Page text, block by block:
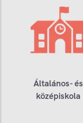
Általános- és
középiskola